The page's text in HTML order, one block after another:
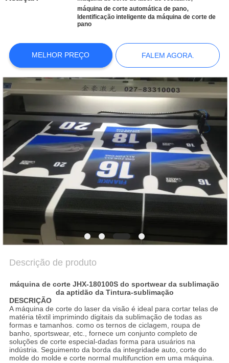
AGORA.
COMPANY
NEWS
SITEMAP
PRIVACY
POLICY
máquina de corte automática de pano,
Identificação inteligente da máquina de corte de
pano
MELHOR PREÇO FALEM AGORA.
Descrição de produto
máquina de corte JHX-180100S do sportwear da sublimação
da aptidão da Tintura-sublimação
DESCRIÇÃO
A máquina de corte do laser da visão é ideal para cortar telas de
matéria têxtil imprimindo digitais da sublimação de todas as
formas e tamanhos. como os ternos de ciclagem, roupa de
banho, sportswear, etc., fornece um conjunto completo de
soluções de corte especial-dadas forma para usuários na
indústria. Seguimento da borda da integridade auto, corte do
molde do molde e corte normal multifunction em uma máquina.